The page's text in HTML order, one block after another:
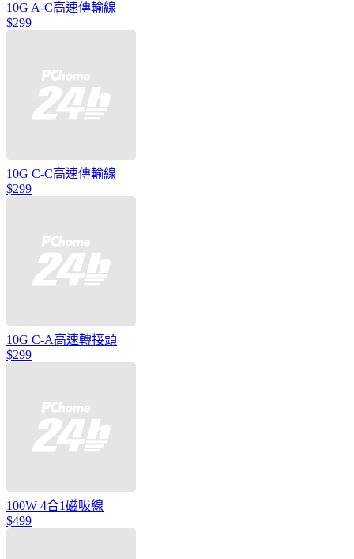
10G A-C高速傳輸線
$299
10G C-C高速傳輸線
$299
10G C-A高速轉接頭
$299
100W 4合1磁吸線
$499